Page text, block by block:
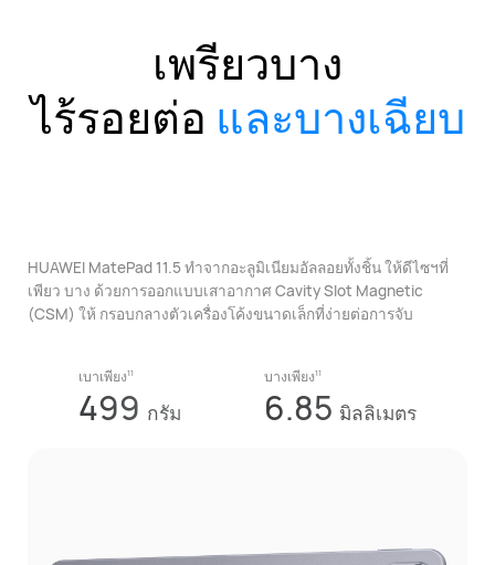
เพรียวบาง
ไร้รอยต่อ และบางเฉียบ
HUAWEI MatePad 11.5 ทําจากอะลูมิเนียมอัลลอยทั้งชิ้น ให้ดีไซฯที่
เพียว บาง ด้วยการออกแบบเสาอากาศ Cavity Slot Magnetic
(CSM) ให้ กรอบกลางตัวเครื่องโค้งขนาดเล็กที่ง่ายต่อการจับ
เบาเพียง11
499 กรัม
บางเพียง11
6.85 มิลลิเมตร